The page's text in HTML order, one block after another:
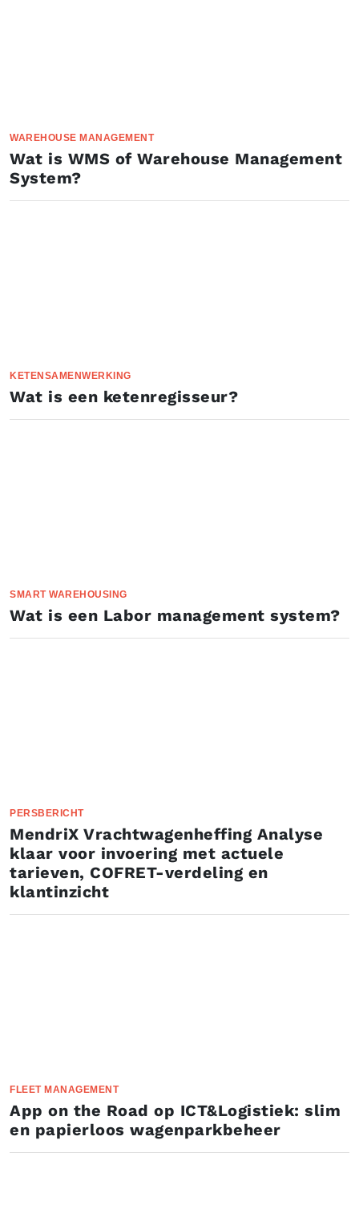
WAREHOUSE MANAGEMENT
Wat is WMS of Warehouse Management
System?
KETENSAMENWERKING
Wat is een ketenregisseur?
SMART WAREHOUSING
Wat is een Labor management system?
PERSBERICHT
MendriX Vrachtwagenheffing Analyse
klaar voor invoering met actuele
tarieven, COFRET-verdeling en
klantinzicht
FLEET MANAGEMENT
App on the Road op ICT&Logistiek: slim
en papierloos wagenparkbeheer